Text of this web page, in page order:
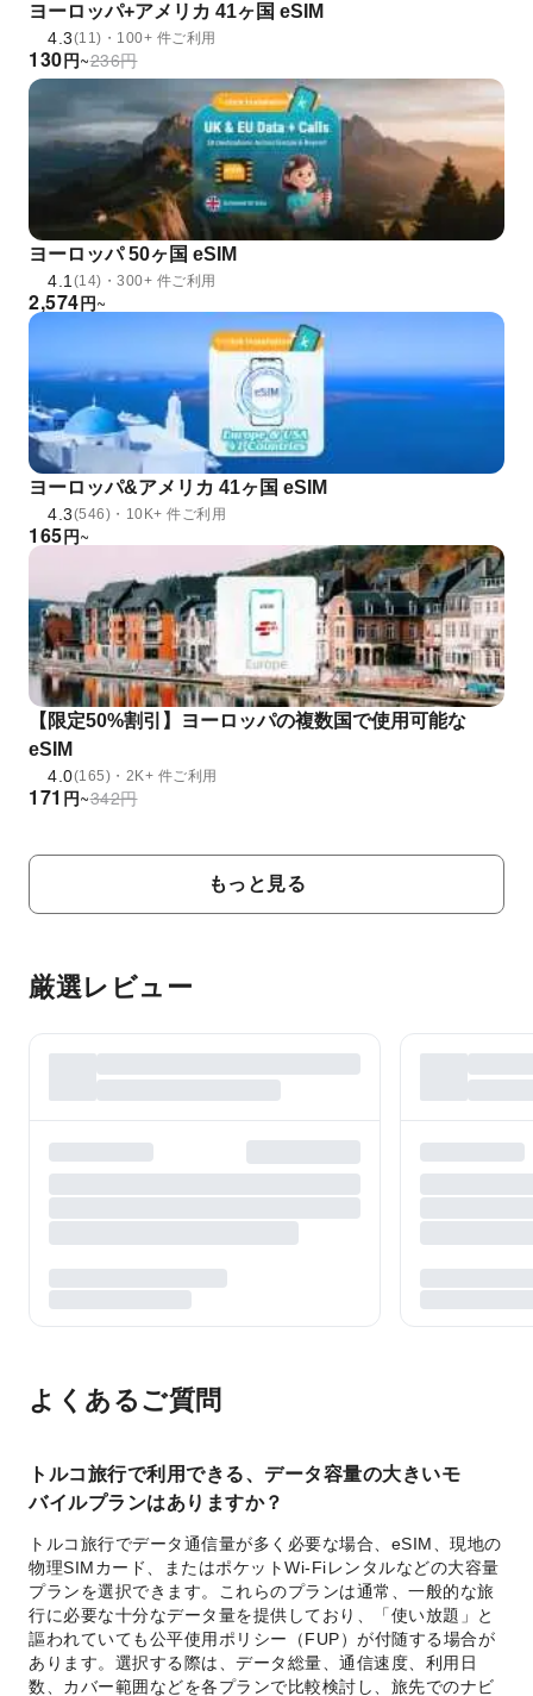
ヨーロッパ+アメリカ 41ヶ国 eSIM
4.3(11)・100+ 件ご利用
円
130 ~ 円
236
ヨーロッパ 50ヶ国 eSIM
4.1(14)・300+ 件ご利用
円
2,574 ~
ヨーロッパ&アメリカ 41ヶ国 eSIM
4.3(546)・10K+ 件ご利用
円
165 ~
【限定50%割引】ヨーロッパの複数国で使用可能な
eSIM
4.0(165)・2K+ 件ご利用
円
171 ~ 円
342
もっと見る
厳選レビュー
よくあるご質問
トルコ旅行で利用できる、データ容量の大きいモ
バイルプランはありますか？
トルコ旅行でデータ通信量が多く必要な場合、eSIM、現地の
物理SIMカード、またはポケットWi-Fiレンタルなどの大容量
プランを選択できます。これらのプランは通常、一般的な旅
行に必要な十分なデータ量を提供しており、「使い放題」と
謳われていても公平使用ポリシー（FUP）が付随する場合が
あります。選択する際は、データ総量、通信速度、利用日
数、カバー範囲などを各プランで比較検討し、旅先でのナビ